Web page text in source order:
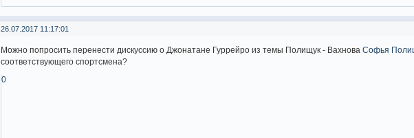
26.07.2017 11:17:01
Можно попросить перенести дискуссию о Джонатане Гуррейро из темы Полищук - ВахноваСофья
соответствующего спортсмена?
0